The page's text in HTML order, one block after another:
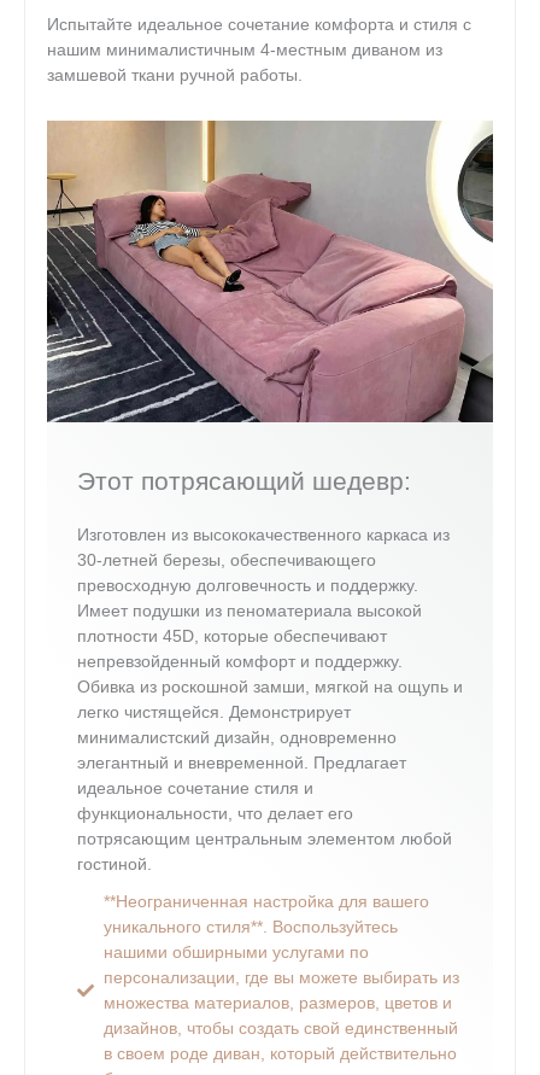
Испытайте идеальное сочетание комфорта и стиля с
нашим минималистичным 4-местным диваном из
замшевой ткани ручной работы.
Этот потрясающий шедевр:
Изготовлен из высококачественного каркаса из
30-летней березы, обеспечивающего
превосходную долговечность и поддержку.
Имеет подушки из пеноматериала высокой
плотности 45D, которые обеспечивают
непревзойденный комфорт и поддержку.
Обивка из роскошной замши, мягкой на ощупь и
легко чистящейся. Демонстрирует
минималистский дизайн, одновременно
элегантный и вневременной. Предлагает
идеальное сочетание стиля и
функциональности, что делает его
потрясающим центральным элементом любой
гостиной.
**Неограниченная настройка для вашего
уникального стиля**. Воспользуйтесь
нашими обширными услугами по
персонализации, где вы можете выбирать из
множества материалов, размеров, цветов и
дизайнов, чтобы создать свой единственный
в своем роде диван, который действительно